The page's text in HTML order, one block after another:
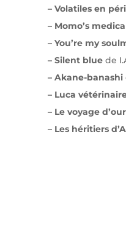
– Volatiles en
– Momo’s
– You’re my
– Silent blue de
– Akane-banashi
– Luca
– Le voyage
– Les héritiers